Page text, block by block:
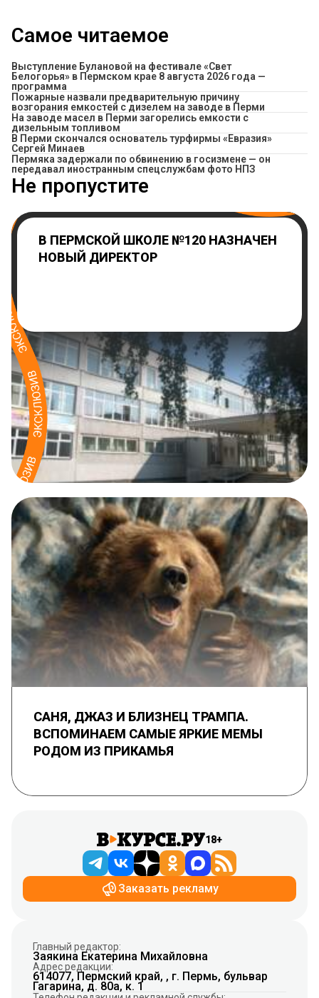
Самое читаемое
Выступление Булановой на фестивале «Свет
Белогорья» в Пермском крае 8 августа 2026 года —
программа
Пожарные назвали предварительную причину
возгорания емкостей с дизелем на заводе в Перми
На заводе масел в Перми загорелись емкости с
дизельным топливом
В Перми скончался основатель турфирмы «Евразия»
Сергей Минаев
Пермяка задержали по обвинению в госизмене — он
передавал иностранным спецслужбам фото НПЗ
Не пропустите
В ПЕРМСКОЙ ШКОЛЕ №120 НАЗНАЧЕН
НОВЫЙ ДИРЕКТОР
САНЯ, ДЖАЗ И БЛИЗНЕЦ ТРАМПА.
ВСПОМИНАЕМ САМЫЕ ЯРКИЕ МЕМЫ
РОДОМ ИЗ ПРИКАМЬЯ
18+
Заказать рекламу
Главный редактор:
Заякина Екатерина Михайловна
Адрес редакции:
614077, Пермский край, , г. Пермь, бульвар
Гагарина, д. 80а, к. 1